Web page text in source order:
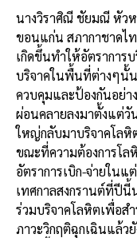
นางวิราศิณี ชัยมณี หัว
ขอนแก่น สภากาชาดไ
เกิดขึ้นทำให้อัตราการ
บริจาคในพื้นที่ต่างๆนั้น
ควบคุมและป้องกันอย่า
ผ่อนคลายลงมาตั้งแต่
ใหญ่กลับมาบริจาคโลหิ
ขณะที่ความต้องการโล
อัตราการเบิก-จ่ายใน
เทศกาลสงกรานต์ที่ปีนี้
ร่วมบริจาคโลหิตเพื่อสำ
ภาวะวิกฤติฉุกเฉินแล้ว